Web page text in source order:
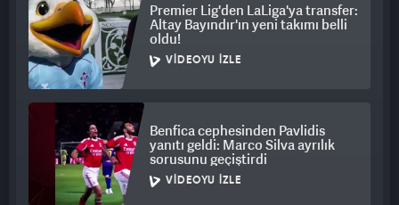
Premier Lig'den LaLiga'ya transfer:
Altay Bayındır'ın yeni takımı belli
oldu!
VIDEOYU İZLE
Benfica cephesinden Pavlidis
yanıtı geldi: Marco Silva ayrılık
sorusunu geçiştirdi
VIDEOYU İZLE